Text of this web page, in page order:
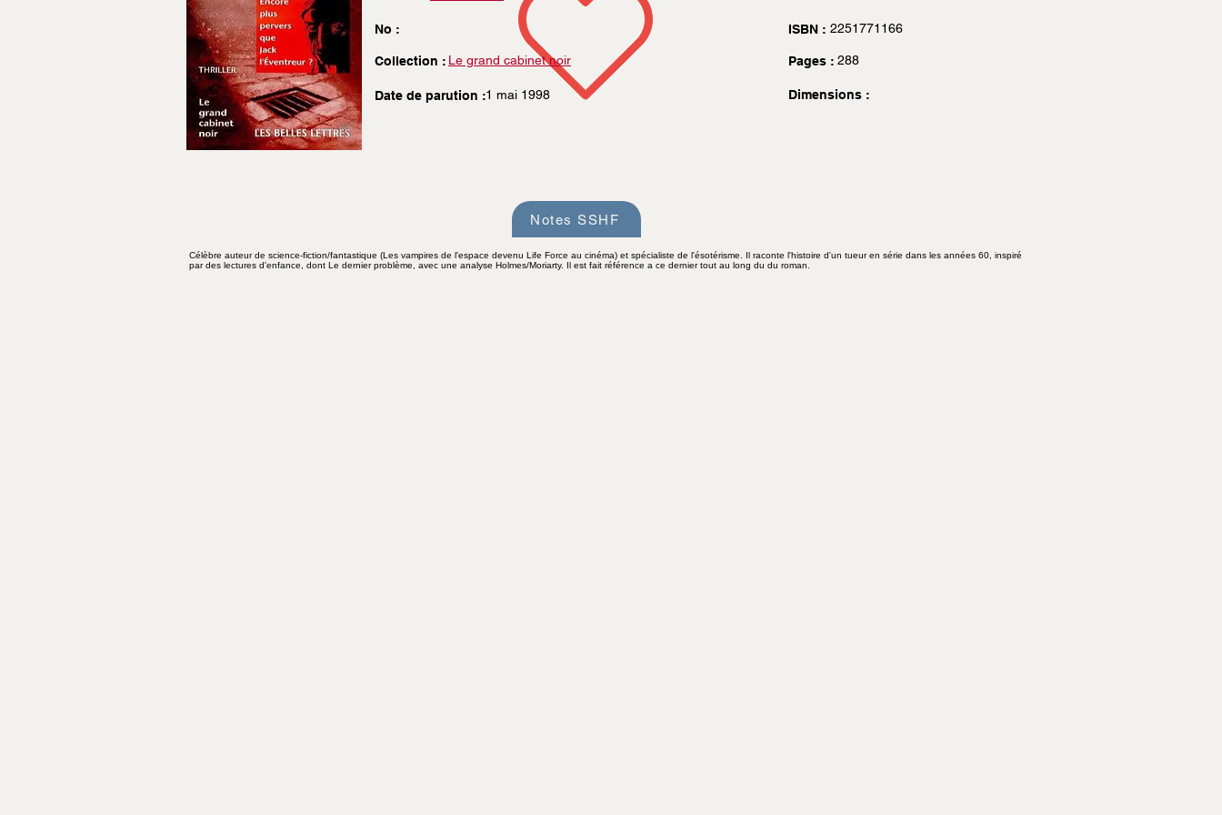
No :
Collection : Le grand cabinet noir
Date de parution :1 mai 1998
ISBN : 2251771166
Pages : 288
Dimensions :
Notes SSHF
Célèbre auteur de science-fiction/fantastique (Les vampires de l'espace devenu Life Force au cinéma) et spécialiste de l'ésotérisme. Il raconte l'histoire d'un tueur en série dans les années 60, inspiré
par des lectures d'enfance, dont Le dernier problème, avec une analyse Holmes/Moriarty. Il est fait référence a ce dernier tout au long du du roman.